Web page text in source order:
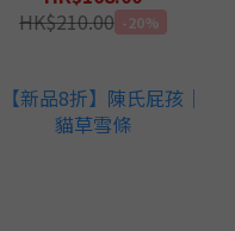
HK$210.00 -20%